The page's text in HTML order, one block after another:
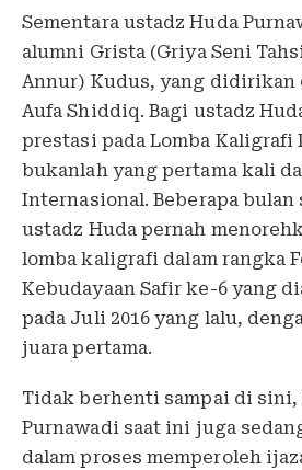
Sementara ustadz Huda
alumni Grista (Griya Seni
Annur) Kudus, yang didirikan
Aufa Shiddiq. Bagi ustadz
prestasi pada Lomba Kaligrafi
bukanlah yang pertama kali
Internasional. Beberapa bulan
ustadz Huda pernah
lomba kaligrafi dalam rangka
Kebudayaan Safir ke-6 yang
pada Juli 2016 yang lalu,
juara pertama.
Tidak berhenti sampai di sini,
Purnawadi saat ini juga
dalam proses memperoleh